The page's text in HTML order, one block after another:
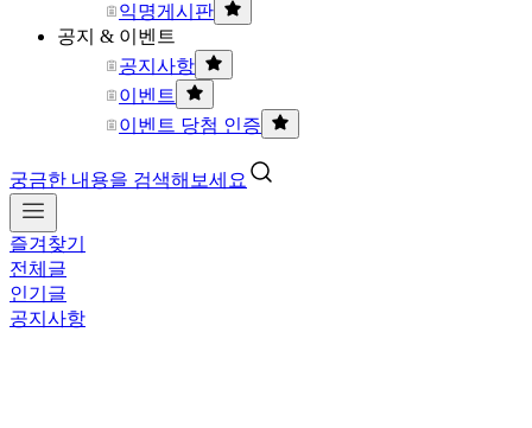
익명게시판
공지 & 이벤트
공지사항
이벤트
이벤트 당첨 인증
궁금한 내용을 검색해보세요
즐겨찾기
전체글
인기글
공지사항